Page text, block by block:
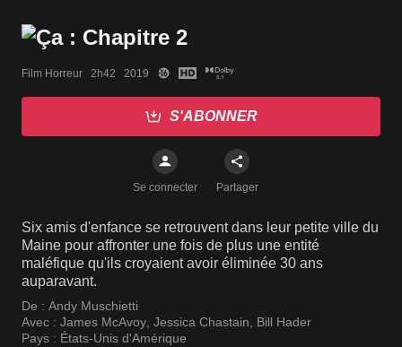
Film Horreur   2h42   2019
S'ABONNER
Se connecter Partager
Six amis d'enfance se retrouvent dans leur petite ville du
Maine pour affronter une fois de plus une entité
maléfique qu'ils croyaient avoir éliminée 30 ans
auparavant.
De : Andy Muschietti
Avec : James McAvoy, Jessica Chastain, Bill Hader
Pays : États-Unis d'Amérique